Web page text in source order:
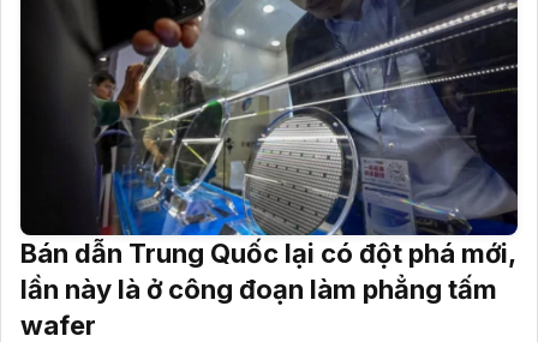
Bán dẫn Trung Quốc lại có đột phá mới,
lần này là ở công đoạn làm phẳng tấm
wafer